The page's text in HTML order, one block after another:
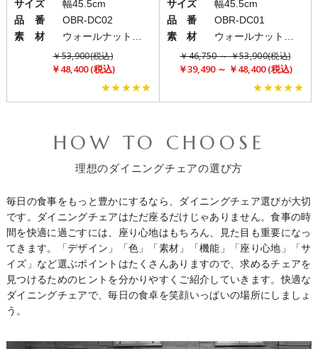
サイズ
幅45.5cm
品 番
OBR-DC02
素 材
ウォールナット無垢材・オーク無垢材
￥53,900(税込)
￥48,400 (税込)
★★★★★
サイズ
幅45.5cm
品 番
OBR-DC01
素 材
ウォールナット無垢材・オーク無垢材
￥46,750 ～ ￥53,900(税込)
￥39,490 ～ ￥48,400 (税込)
★★★★★
HOW TO CHOOSE
理想のダイニングチェアの選び方
毎日の食事をもっと豊かにするなら、ダイニングチェア選びが大切
です。ダイニングチェアはただ座るだけじゃありません。食事の時
間を快適に過ごすには、座り心地はもちろん、見た目も重要になっ
てきます。「デザイン」「色」「素材」「機能」「座り心地」「サ
イズ」など選ぶポイントはたくさんありますので、求めるチェアを
見つけるためのヒントを分かりやすくご紹介していきます。快適な
ダイニングチェアで、毎日の食卓を笑顔いっぱいの場所にしましょ
う。